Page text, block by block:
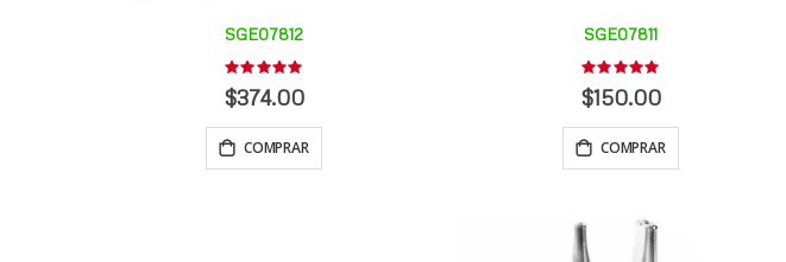
SGE07812
Rating:
0%
$374.00
COMPRAR
SGE07811
Rating:
0%
$150.00
COMPRAR